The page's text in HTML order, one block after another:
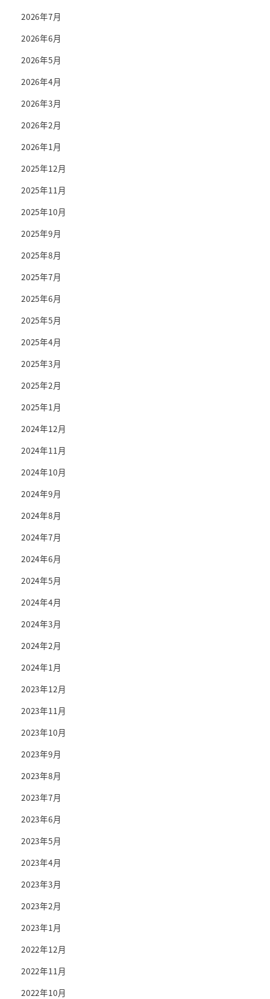
2026年7月
2026年6月
2026年5月
2026年4月
2026年3月
2026年2月
2026年1月
2025年12月
2025年11月
2025年10月
2025年9月
2025年8月
2025年7月
2025年6月
2025年5月
2025年4月
2025年3月
2025年2月
2025年1月
2024年12月
2024年11月
2024年10月
2024年9月
2024年8月
2024年7月
2024年6月
2024年5月
2024年4月
2024年3月
2024年2月
2024年1月
2023年12月
2023年11月
2023年10月
2023年9月
2023年8月
2023年7月
2023年6月
2023年5月
2023年4月
2023年3月
2023年2月
2023年1月
2022年12月
2022年11月
2022年10月